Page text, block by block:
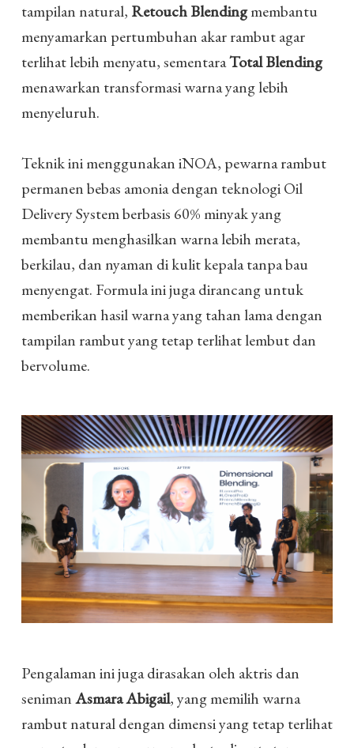
tampilan natural, Retouch Blendingmembantu
menyamarkan pertumbuhan akar rambut agar
terlihat lebih menyatu, sementaraTotal Blending
menawarkan transformasi warna yang lebih
menyeluruh.
Teknik ini menggunakan iNOA, pewarna rambut
permanen bebas amonia dengan teknologi Oil
Delivery System berbasis 60% minyak yang
membantu menghasilkan warna lebih merata,
berkilau, dan nyaman di kulit kepala tanpa bau
menyengat. Formula ini juga dirancang untuk
memberikan hasil warna yang tahan lama dengan
tampilan rambut yang tetap terlihat lembut dan
bervolume.
Pengalaman ini juga dirasakan oleh aktris dan
senimanAsmara Abigail, yang memilih warna
rambut natural dengan dimensi yang tetap terlihat